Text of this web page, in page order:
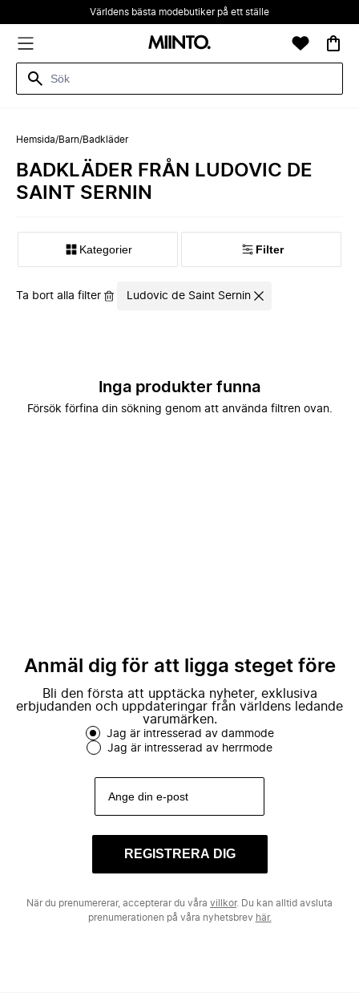
Världens bästa modebutiker på ett ställe
Hemsida/Barn/Badkläder
BADKLÄDER FRÅN LUDOVIC DE
SAINT SERNIN
Kategorier Filter
Ta bort alla filter Ludovic de Saint Sernin
Inga produkter funna
Försök förfina din sökning genom att använda filtren ovan.
Anmäl dig för att ligga steget före
Bli den första att upptäcka nyheter, exklusiva
erbjudanden och uppdateringar från världens ledande
varumärken.
Jag är intresserad av dammode
Jag är intresserad av herrmode
REGISTRERA DIG
När du prenumererar, accepterar du våra villkor. Du kan alltid avsluta
prenumerationen på våra nyhetsbrev här.